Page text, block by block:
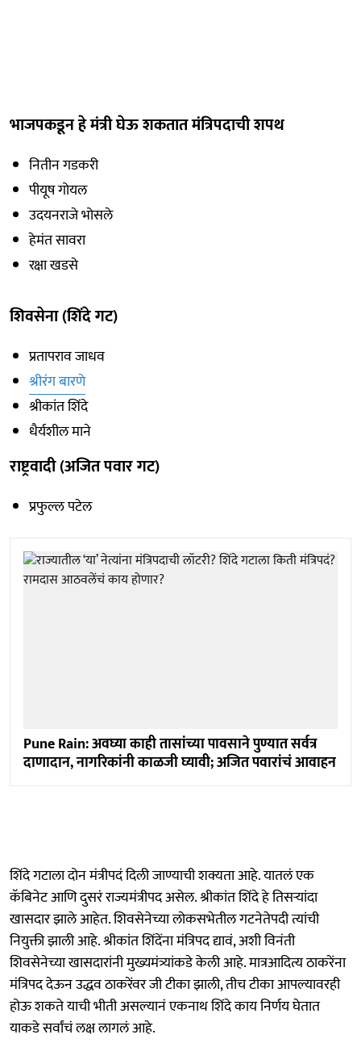
भाजपकडून हे मंत्री घेऊ शकतात मंत्रिपदाची शपथ
नितीन गडकरी
पीयूष गोयल
उदयनराजे भोसले
हेमंत सावरा
रक्षा खडसे
शिवसेना (शिंदे गट)
प्रतापराव जाधव
श्रीरंग बारणे
श्रीकांत शिंदे
धैर्यशील माने
राष्ट्रवादी (अजित पवार गट)
प्रफुल्ल पटेल
Pune Rain: अवघ्या काही तासांच्या पावसाने पुण्यात सर्वत्र
दाणादान, नागरिकांनी काळजी घ्यावी; अजित पवारांचं आवाहन
शिंदे गटाला दोन मंत्रीपदं दिली जाण्याची शक्यता आहे. यातलं एक
कॅबिनेट आणि दुसरं राज्यमंत्रीपद असेल. श्रीकांत शिंदे हे तिसऱ्यांदा
खासदार झाले आहेत. शिवसेनेच्या लोकसभेतील गटनेतेपदी त्यांची
नियुक्ती झाली आहे. श्रीकांत शिंदेंना मंत्रिपद द्यावं, अशी विनंती
शिवसेनेच्या खासदारांनी मुख्यमंत्र्यांकडे केली आहे. मात्रआदित्य ठाकरेंना
मंत्रिपद देऊन उद्धव ठाकरेंवर जी टीका झाली, तीच टीका आपल्यावरही
होऊ शकते याची भीती असल्यानं एकनाथ शिंदे काय निर्णय घेतात
याकडे सर्वांचं लक्ष लागलं आहे.